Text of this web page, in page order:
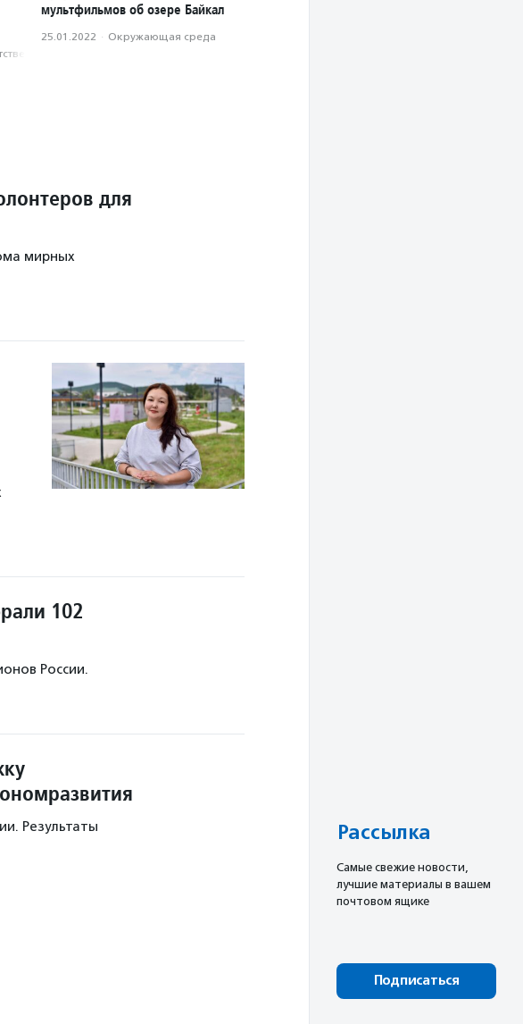
мультфильмов об озере Байкал
25.01.2022 · Окружающая среда
для
мирных
102
России.
Результаты
Рассылка
Cамые свежие новости,
лучшие материалы в вашем
почтовом ящике
Подписаться